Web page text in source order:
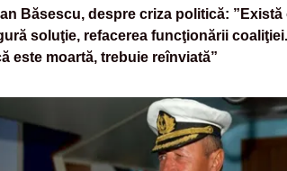
Băsescu, despre criza politică: ”Există
soluţie, refacerea funcţionării coaliţiei.
este moartă, trebuie reînviată”